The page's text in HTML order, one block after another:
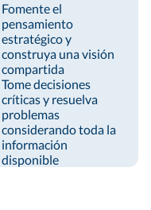
Fomente el
pensamiento
estratégico y
construya una visión
compartida
Tome decisiones
críticas y resuelva
problemas
considerando toda la
información
disponible